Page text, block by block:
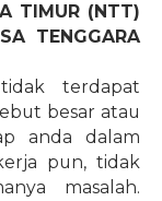
TIMUR (NTT)
TENGGARA
terdapat
besar atau
anda dalam
pun, tidak
masalah.